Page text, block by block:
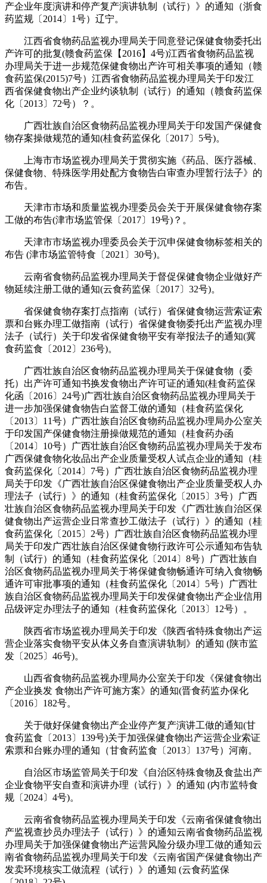
产企业年度演讲和停产复产演讲轨制（试行）》的通知（浙食
药监规〔2014〕1号）辽宁。
江西省食物药品监视办理局关于同意登记保健食物委托出
产许可的批复(赣食药监保【2016】4号)江西省食物药品监视
办理局关于进一步规范保健食物出产许可相关事项的通知（赣
食药监保(2015)7号）江西省食物药品监视办理局关于印发江
西省保健食物出产企业约谈轨制（试行）的通知（赣食药监保
化〔2013〕72号）？。
广西壮族自治区食物药品监视办理局关于印发国产保健食
物存案操做规范的通知(桂食药监保化〔2017〕5号)。
上海市市场监视办理局关于贯彻实施《药品、医疗器械、
保健食物、特殊医学用处配方食物告白审查办理暂行法子》的
布告。
天津市市场和质量监视办理委员会关于开展保健食物存案
工做的布告(津市场监管保〔2017〕19号)？。
天津市市场监视办理委员会关于沉申保健食物标签相关的
布告 (津市场监管特食〔2021〕30号)。
云南省食物药品监视办理局关于督促保健食物企业做好产
物延续注册工做的通知(云食药监保〔2017〕32号)。
省保健食物存案打点指南（试行）省保健食物运营索证索
票和台账办理工做指南（试行）省保健食物委托出产监视办理
法子（试行）关于印发省保健食物平安有举报法子的通知(冀
食药监食〔2012〕236号)。
广西壮族自治区食物药品监视办理局关于保健食物（委
托）出产许可通知书换发食物出产许可证的通知(桂食药监保
化函〔2016〕24号)广西壮族自治区食物药品监视办理局关于
进一步加强保健食物告白监督工做的通知（桂食药监保化
〔2013〕11号）广西壮族自治区食物药品监视办理局办公室关
于印发国产保健食物注册操做规范的通知（桂食药办函
〔2014〕10号）广西壮族自治区食物药品监视办理局关于发布
广西保健食物化妆品出产企业质量受权人试点企业的通知（桂
食药监保化〔2014〕7号）广西壮族自治区食物药品监视办理
局关于印发《广西壮族自治区保健食物出产企业质量受权人办
理法子（试行）》的通知（桂食药监保化〔2015〕3号）广西
壮族自治区食物药品监视办理局关于印发《广西壮族自治区保
健食物出产运营企业日常查抄工做法子（试行）》的通知（桂
食药监保化〔2015〕2号）广西壮族自治区食物药品监视办理
局关于印发广西壮族自治区保健食物行政许可公示通知布告轨
制（试行）的通知（桂食药监保化〔2014〕8号）广西壮族自
治区食物药品监视办理局关于将保健食物畅通许可纳入食物畅
通许可审批事项的通知（桂食药监保化〔2014〕5号）广西壮
族自治区食物药品监视办理局关于印发保健食物出产企业信用
品级评定办理法子的通知（桂食药监保化〔2013〕12号）。
陕西省市场监视办理局关于印发《陕西省特殊食物出产运
营企业落实食物平安从体义务自查演讲轨制》的通知 (陕市监
发〔2025〕46号)。
山西省食物药品监视办理局办公室关于印发《保健食物出
产企业换发 食物出产许可施方案》的通知(晋食药监办保化
〔2016〕182号。
关于做好保健食物出产企业停产复产演讲工做的通知(甘
食药监食〔2013〕139号)关于加强保健食物出产运营企业索证
索票和台账办理的通知（甘食药监食〔2013〕137号）河南。
自治区市场监管局关于印发《自治区特殊食物及食盐出产
企业食物平安自查和演讲办理（试行）》的通知 (内市监特食
规〔2024〕4号)。
云南省食物药品监视办理局关于印发《云南省保健食物出
产监视查抄员办理法子（试行）》的通知云南省食物药品监视
办理局关于加强保健食物出产运营风险分级办理工做的通知云
南省食物药品监视办理局关于印发《云南省国产保健食物出产
发卖环境核实工做流程（试行）》的通知 (云食药监保